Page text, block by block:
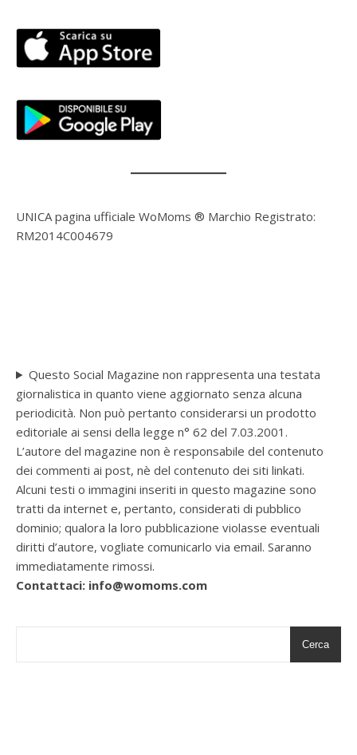
UNICA pagina ufficiale WoMoms ® Marchio Registrato:
RM2014C004679
Questo Social Magazine non rappresenta una testata
giornalistica in quanto viene aggiornato senza alcuna
periodicità. Non può pertanto considerarsi un prodotto
editoriale ai sensi della legge n° 62 del 7.03.2001.
L’autore del magazine non è responsabile del contenuto
dei commenti ai post, nè del contenuto dei siti linkati.
Alcuni testi o immagini inseriti in questo magazine sono
tratti da internet e, pertanto, considerati di pubblico
dominio; qualora la loro pubblicazione violasse eventuali
diritti d’autore, vogliate comunicarlo via email. Saranno
immediatamente rimossi.
Contattaci: info@womoms.com
Cerca